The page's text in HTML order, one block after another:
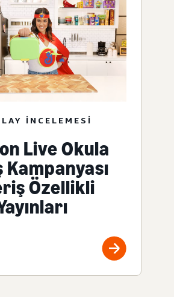
INCELEMESI
Live Okula
Kampanyası
Özellikli